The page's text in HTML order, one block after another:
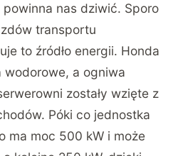
nas dziwić. Sporo
transportu
to źródło energii. Honda
wodorowe, a ogniwa
zostały wzięte z
Póki co jednostka
ma moc 500 kW i może